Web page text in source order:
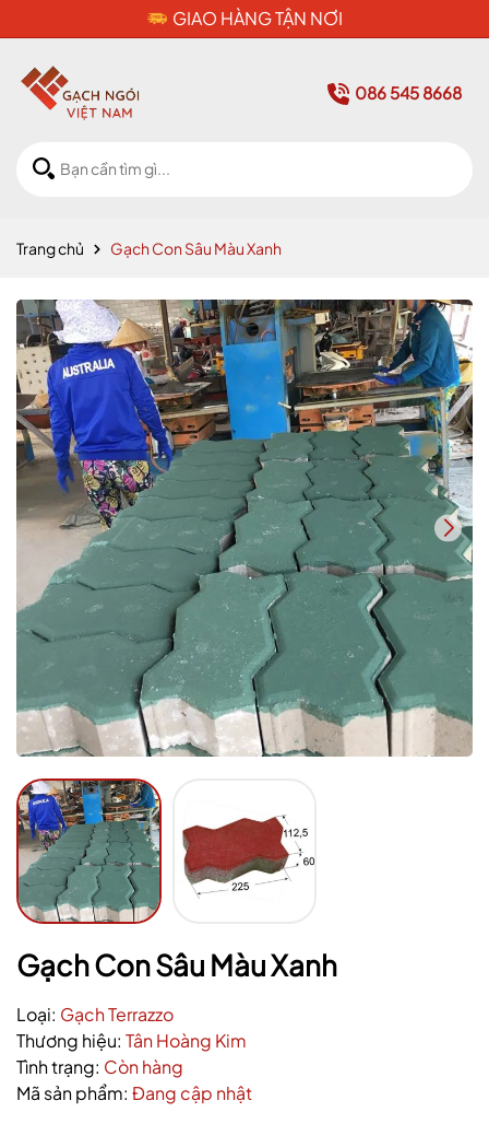
CAM KẾT HÀNG CHÍNH HÃNG
086 545 8668
Trang chủ Gạch Con Sâu Màu Xanh
Gạch Con Sâu Màu Xanh
Loại: Gạch Terrazzo
Thương hiệu: Tân Hoàng Kim
Tình trạng: Còn hàng
Mã sản phẩm: Đang cập nhật
Mã giảm giá:
Ngày hết hạn:
Điều kiện: